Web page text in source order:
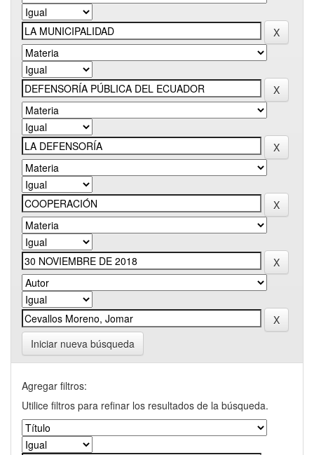
Iniciar nueva búsqueda
Agregar filtros:
Utilice filtros para refinar los resultados de la búsqueda.